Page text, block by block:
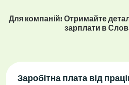
Для компаній: Отримайте
зарплати в
Заробітна плата від